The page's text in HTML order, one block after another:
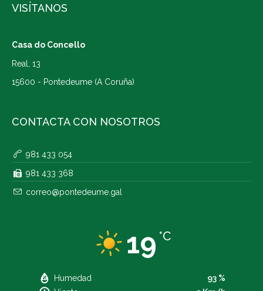
VISÍTANOS
Casa do Concello
Real, 13
15600 - Pontedeume (A Coruña)
CONTACTA CON NOSOTROS
981 433 054
981 433 368
correo@pontedeume.gal
19 °C
Humedad
93 %